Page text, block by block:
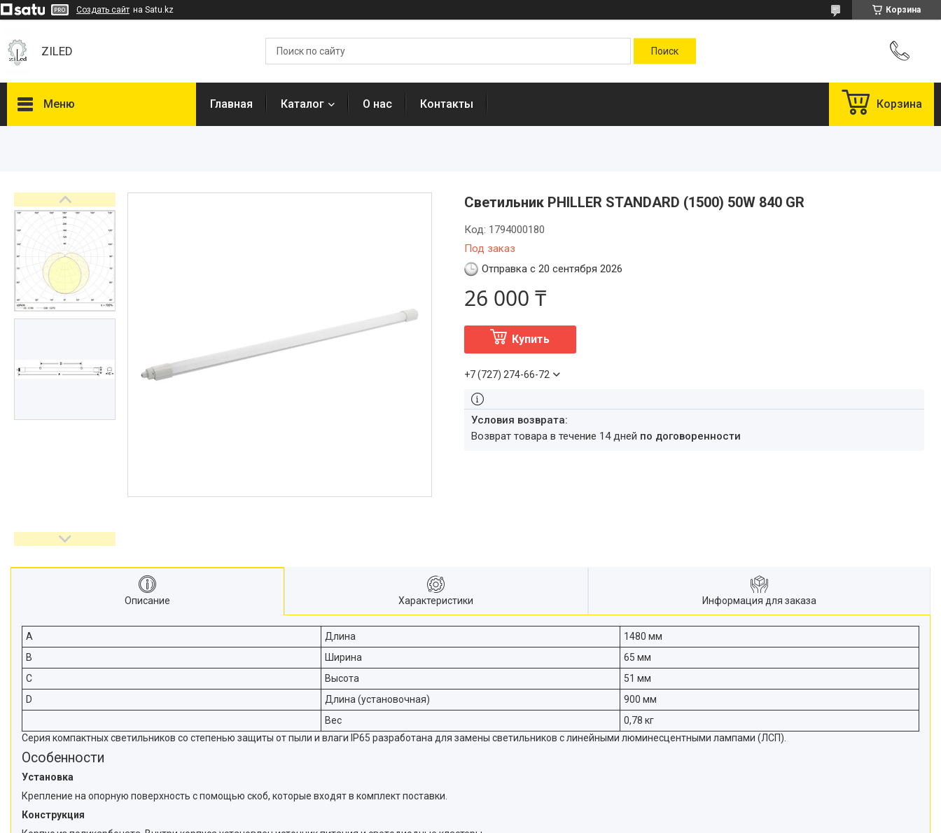
Создать сайт на Satu.kz Корзина
ZILED
Меню
ФАРЛАЙТ
АСТЗ
NLCO
INNOLUX
О нас
Отзывы
Главная Каталог О нас Контакты Корзина
Светильник PHILLER STANDARD (1500) 50W 840 GR
Под заказ
Код: 1794000180
Отправка с 20 сентября 2026
26 000 ₸
Купить
+7 (727) 274-66-72
возврат товара в течение 14 дней по договоренности
Описание Характеристики Информация для заказа
A Длина
1480 мм
B
Ширина
65 мм
C
Высота
51 мм
D
Длина (установочная)
900 мм
Вес
0,78 кг
Серия компактных светильников со степенью защиты от пыли и влаги IP65 разработана для замены светильников с линейными люминесцентными лампами (ЛСП).
Особенности
Установка
Крепление на опорную поверхность с помощью скоб, которые входят в комплект поставки.
Конструкция